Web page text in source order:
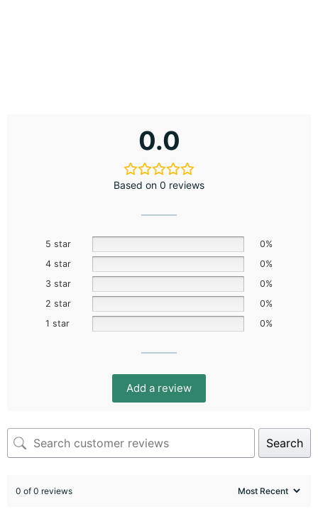
0.0
Based on 0 reviews
5 star
0%
4 star
0%
3 star
0%
2 star
0%
1 star
0%
Add a review
Search
0 of 0 reviews